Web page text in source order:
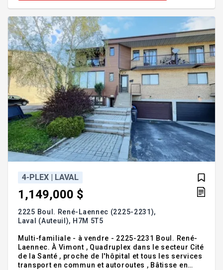
meubles inclus dans la vente. Emplacement
recherché près des services, parcs, écoles et
transp
4-PLEX | LAVAL
1,149,000 $
2225 Boul. René-Laennec (2225-2231),
Laval (Auteuil), H7M 5T5
Multi-familiale - à vendre - 2225-2231 Boul. René-
Laennec. À Vimont , Quadruplex dans le secteur Cité
de la Santé , proche de l'hôpital et tous les services
transport en commun et autoroutes , Bâtisse en